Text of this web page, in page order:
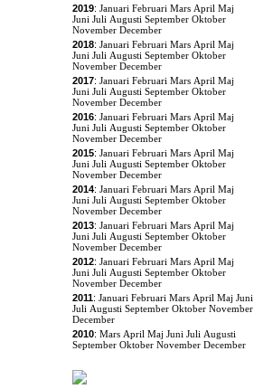
2019: Januari Februari Mars April Maj
Juni Juli Augusti September Oktober
November December
2018: Januari Februari Mars April Maj
Juni Juli Augusti September Oktober
November December
2017: Januari Februari Mars April Maj
Juni Juli Augusti September Oktober
November December
2016: Januari Februari Mars April Maj
Juni Juli Augusti September Oktober
November December
2015: Januari Februari Mars April Maj
Juni Juli Augusti September Oktober
November December
2014: Januari Februari Mars April Maj
Juni Juli Augusti September Oktober
November December
2013: Januari Februari Mars April Maj
Juni Juli Augusti September Oktober
November December
2012: Januari Februari Mars April Maj
Juni Juli Augusti September Oktober
November December
2011: Januari Februari Mars April Maj Juni
Juli Augusti September Oktober November
December
2010: Mars April Maj Juni Juli Augusti
September Oktober November December